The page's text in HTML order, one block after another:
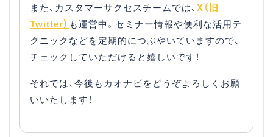
また、カスタマーサクセスチームでは、X（旧
Twitter） も運営中。セミナー情報や便利な活用テ
クニックなどを定期的につぶやいていますので、
チェックしていただけると嬉しいです！
それでは、今後もカオナビをどうぞよろしくお願
いいたします！